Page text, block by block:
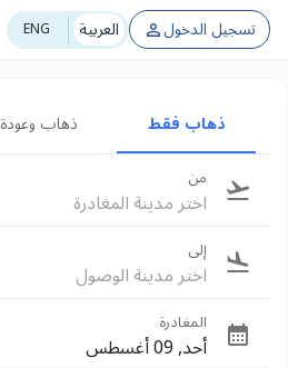
ENG العربية تسجيل الدخول
ذهاب فقط ذهاب وعودة
من
اختر مدينة المغادرة
إلى
اختر مدينة الوصول
المغادرة
أحد, 09 أغسطس